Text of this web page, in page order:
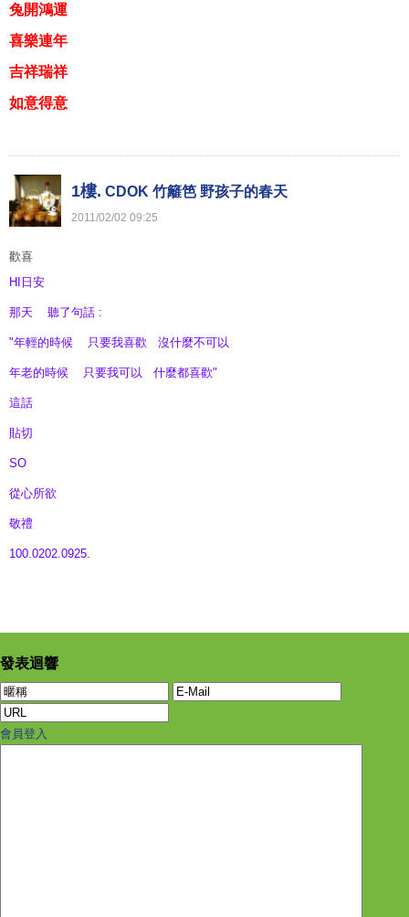
兔開鴻運
喜樂連年
吉祥瑞祥
如意得意
1樓. CDOK 竹籬笆 野孩子的春天
2011/02/02 09:25
歡喜
HI日安
那天 聽了句話 :
"年輕的時候 只要我喜歡 沒什麼不可以
年老的時候 只要我可以 什麼都喜歡"
這話
貼切
SO
從心所欲
敬禮
100.0202.0925.
發表迴響
會員登入